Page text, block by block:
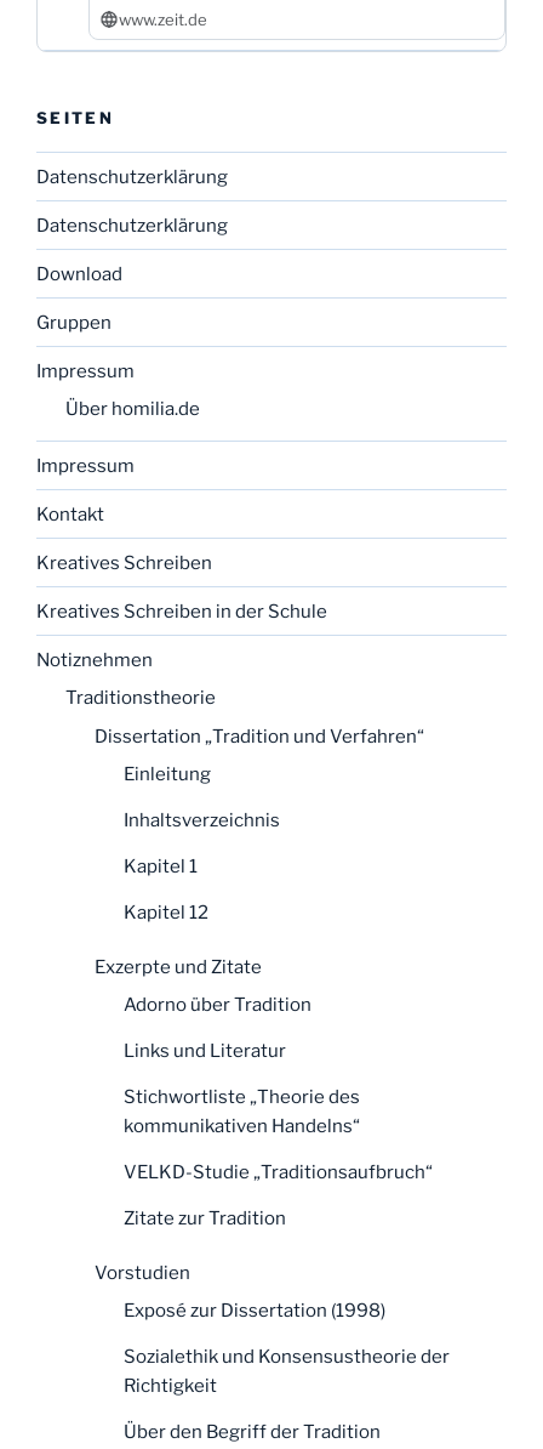
www.zeit.de
SEITEN
Datenschutzerklärung
Datenschutzerklärung
Download
Gruppen
Impressum
Über homilia.de
Impressum
Kontakt
Kreatives Schreiben
Kreatives Schreiben in der Schule
Notiznehmen
Traditionstheorie
Dissertation „Tradition und Verfahren“
Einleitung
Inhaltsverzeichnis
Kapitel 1
Kapitel 12
Exzerpte und Zitate
Adorno über Tradition
Links und Literatur
Stichwortliste „Theorie des
kommunikativen Handelns“
VELKD-Studie „Traditionsaufbruch“
Zitate zur Tradition
Vorstudien
Exposé zur Dissertation (1998)
Sozialethik und Konsensustheorie der
Richtigkeit
Über den Begriff der Tradition